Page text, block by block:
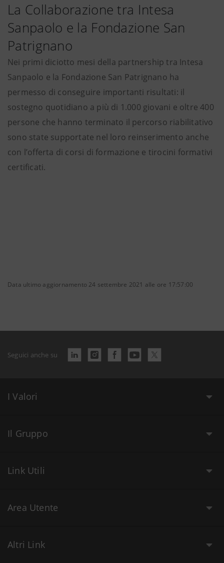
La Collaborazione tra Intesa
Sanpaolo e la Fondazione San
Patrignano
Nei primi diciotto mesi della partnership tra Intesa
Sanpaolo e la Fondazione San Patrignano ha
permesso di conseguire importanti risultati: il
sostegno quotidiano a più di 1.000 giovani e oltre 400
persone che hanno terminato il percorso riabilitativo
sono state supportate nel loro reinserimento anche
con l’offerta di corsi di formazione e tirocini formativi
certificati.
Data ultimo aggiornamento 24 settembre 2021 alle ore 17:57:00
Seguici anche su
I Valori
Il Gruppo
Link Utili
Area Utente
Altri Link